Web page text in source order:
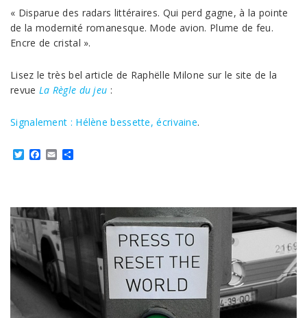
« Disparue des radars littéraires. Qui perd gagne, à la pointe
de la modernité romanesque. Mode avion. Plume de feu.
Encre de cristal ».
Lisez le très bel article de Raphëlle Milone sur le site de la
revue La Règle du jeu :
Signalement : Hélène bessette, écrivaine.
TwitterFacebook
Email